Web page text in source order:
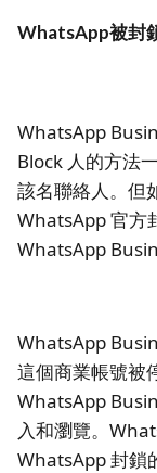
WhatsApp被封
WhatsApp
Block 人的方法
該名聯絡人。但
WhatsApp 官方
WhatsApp
WhatsApp
這個商業帳號被
WhatsApp
入和瀏覽。
WhatsApp 封鎖